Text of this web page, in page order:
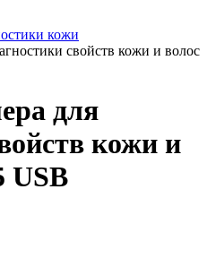
кожи
свойств кожи и волос
для
кожи и
USB